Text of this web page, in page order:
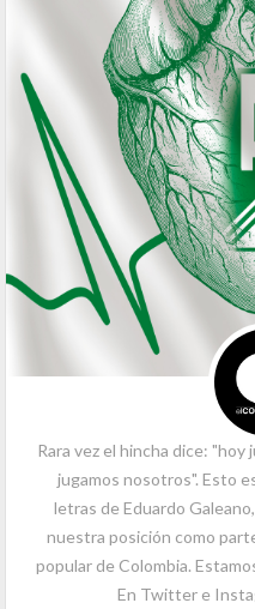
Rara vez el hincha dice: "hoy
jugamos nosotros". Esto
letras de Eduardo
nuestra posición como
popular de Colombia.
En Twitter e